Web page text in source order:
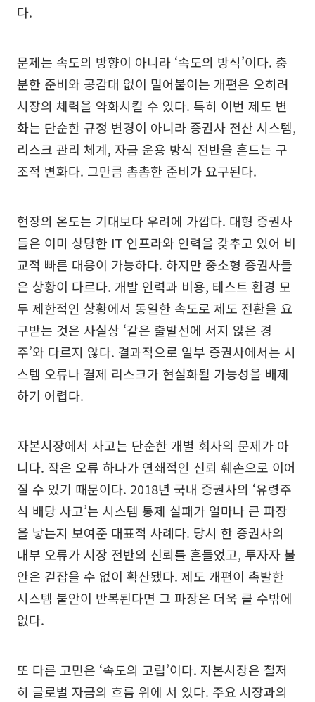
다.
문제는 속도의 방향이 아니라 ‘속도의 방식’이다. 충
분한 준비와 공감대 없이 밀어붙이는 개편은 오히려
시장의 체력을 약화시킬 수 있다. 특히 이번 제도 변
화는 단순한 규정 변경이 아니라 증권사 전산 시스템,
리스크 관리 체계, 자금 운용 방식 전반을 흔드는 구
조적 변화다. 그만큼 촘촘한 준비가 요구된다.
현장의 온도는 기대보다 우려에 가깝다. 대형 증권사
들은 이미 상당한 IT 인프라와 인력을 갖추고 있어 비
교적 빠른 대응이 가능하다. 하지만 중소형 증권사들
은 상황이 다르다. 개발 인력과 비용, 테스트 환경 모
두 제한적인 상황에서 동일한 속도로 제도 전환을 요
구받는 것은 사실상 ‘같은 출발선에 서지 않은 경
주’와 다르지 않다. 결과적으로 일부 증권사에서는 시
스템 오류나 결제 리스크가 현실화될 가능성을 배제
하기 어렵다.
자본시장에서 사고는 단순한 개별 회사의 문제가 아
니다. 작은 오류 하나가 연쇄적인 신뢰 훼손으로 이어
질 수 있기 때문이다. 2018년 국내 증권사의 ‘유령주
식 배당 사고’는 시스템 통제 실패가 얼마나 큰 파장
을 낳는지 보여준 대표적 사례다. 당시 한 증권사의
내부 오류가 시장 전반의 신뢰를 흔들었고, 투자자 불
안은 걷잡을 수 없이 확산됐다. 제도 개편이 촉발한
시스템 불안이 반복된다면 그 파장은 더욱 클 수밖에
없다.
또 다른 고민은 ‘속도의 고립’이다. 자본시장은 철저
히 글로벌 자금의 흐름 위에 서 있다. 주요 시장과의